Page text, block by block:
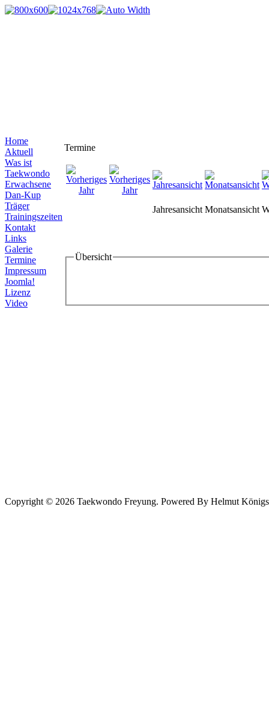
Home
Aktuell
Was ist
Taekwondo
Erwachsene
Dan-Kup
Träger
Trainingszeiten
Kontakt
Links
Galerie
Termine
Impressum
Joomla!
Lizenz
Video
Termine
Jahresansicht Monatsansicht
Übersicht
Copyright © 2026 Taekwondo Freyung. Powered By Helmut